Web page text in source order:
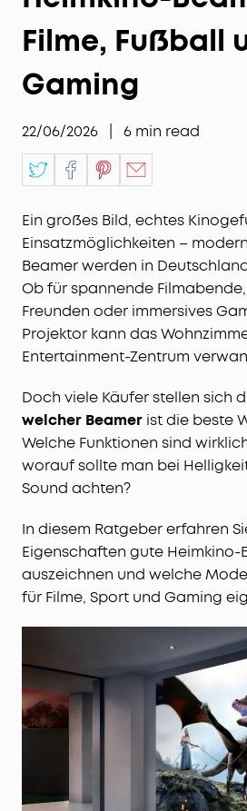
Filme, Fußball
Gaming
22/06/2026 6 min read
Ein großes Bild, echtes
Einsatzmöglichkeiten –
Beamer werden in
Ob für spannende
Freunden oder immersives
Projektor kann das
Entertainment-Zentrum
Doch viele Käufer stellen sich
welcher Beamer ist die beste
Welche Funktionen sind
worauf sollte man bei
Sound achten?
In diesem Ratgeber erfahren
Eigenschaften gute Heimkino-
auszeichnen und welche
für Filme, Sport und Gaming